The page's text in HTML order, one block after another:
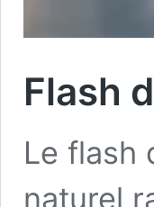
Flash
Le flash
naturel